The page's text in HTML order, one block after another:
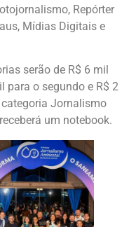
Repórter
Mídias Digitais e
serão de R$ 6 mil
para o segundo e R$ 2
Jornalismo
um notebook.